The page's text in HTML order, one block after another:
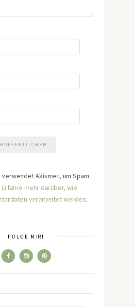
Akismet, um Spam
Erfahre mehr darüber, wie
verarbeitet werden.
FOLGE MIR!